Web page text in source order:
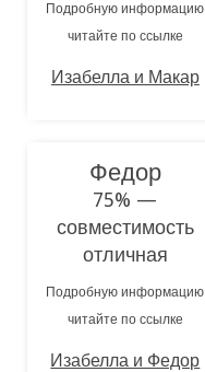
Подробную информацию
читайте по ссылке
Изабелла и Макар
Федор
75% —
совместимость
отличная
Подробную информацию
читайте по ссылке
Изабелла и Федор